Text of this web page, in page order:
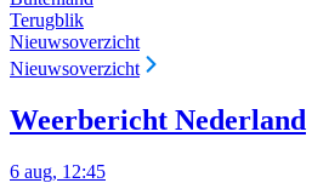
Terugblik
Nieuwsoverzicht
Nieuwsoverzicht
Weerbericht Nederland
6 aug, 12:45